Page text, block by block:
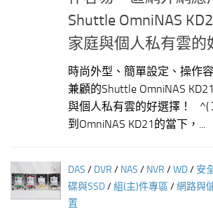
Shuttle OmniNAS
家庭與個人私有雲的
時尚外型、簡單設定、操作
兼顧的Shuttle OmniNAS
與個人私有雲的好選擇！ ^(
到OmniNAS KD21的當下，...
DAS / DVR / NAS / NVR /WD/ 安
碟與SSD/組(主)件專區 /網路與
置